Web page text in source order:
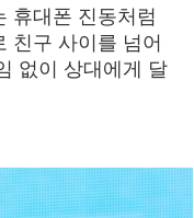
휴대폰 진동처럼
친구 사이를 넘어
없이 상대에게 달